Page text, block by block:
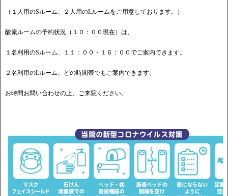
（１人用のSルーム、２人用のLルームをご用意しております。）
酸素ルームの予約状況（１０：００現在）は、
１名利用のSルーム、１１：００・１６：００でご案内できます。
２名利用のLルーム、どの時間帯でもご案内できます。
お時間お問い合わせの上、ご来院ください。